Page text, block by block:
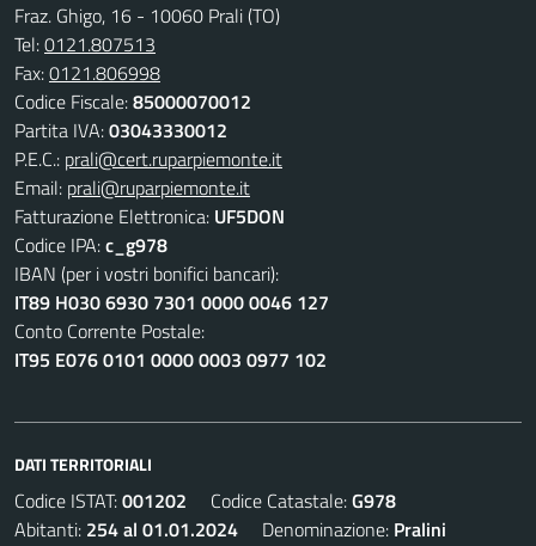
Fraz. Ghigo, 16 - 10060 Prali (TO)
Tel:0121.807513
Fax:0121.806998
Codice Fiscale:85000070012
Partita IVA:03043330012
P.E.C.: prali@cert.ruparpiemonte.it
Email: prali@ruparpiemonte.it
Fatturazione Elettronica: UF5DON
Codice IPA:c_g978
IBAN (per i vostri bonifici bancari):
IT89 H030 6930 7301 0000 0046 127
Conto Corrente Postale:
IT95 E076 0101 0000 0003 0977 102
DATI TERRITORIALI
Codice ISTAT:001202 Codice Catastale:G978
Abitanti: 254 al 01.01.2024 Denominazione: Pralini